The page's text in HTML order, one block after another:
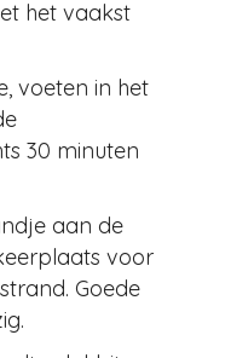
het vaakst
voeten in het
30 minuten
aan de
voor
Goede